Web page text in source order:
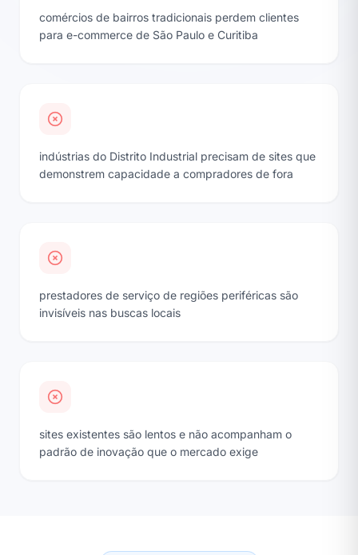
comércios de bairros tradicionais perdem clientes
para e-commerce de São Paulo e Curitiba
indústrias do Distrito Industrial precisam de sites que
demonstrem capacidade a compradores de fora
prestadores de serviço de regiões periféricas são
invisíveis nas buscas locais
sites existentes são lentos e não acompanham o
padrão de inovação que o mercado exige